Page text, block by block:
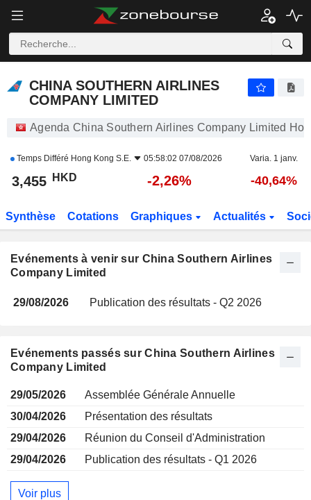
CHINA SOUTHERN AIRLINES COMPANY LIMITED
CHINA SOUTHERN AIRLINES
COMPANY LIMITED
Agenda China Southern Airlines Company Limited
Temps Différé Hong Kong S.E. 05:58:02 07/08/2026 Varia. 1 janv.
3,455 HKD -2,26% -40,64%
Synthèse Cotations Graphiques Actualités
Evénements à venir sur China Southern Airlines
Company Limited
29/08/2026 Publication des résultats - Q2 2026
Evénements passés sur China Southern Airlines
Company Limited
29/05/2026
Assemblée Générale Annuelle
30/04/2026
Présentation des résultats
29/04/2026
Réunion du Conseil d'Administration
29/04/2026
Publication des résultats - Q1 2026
Voir plus